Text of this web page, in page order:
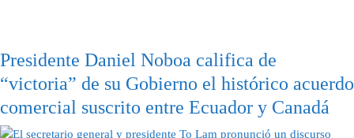
Presidente Daniel Noboa califica de
“victoria” de su Gobierno el histórico acuerdo
comercial suscrito entre Ecuador y Canadá